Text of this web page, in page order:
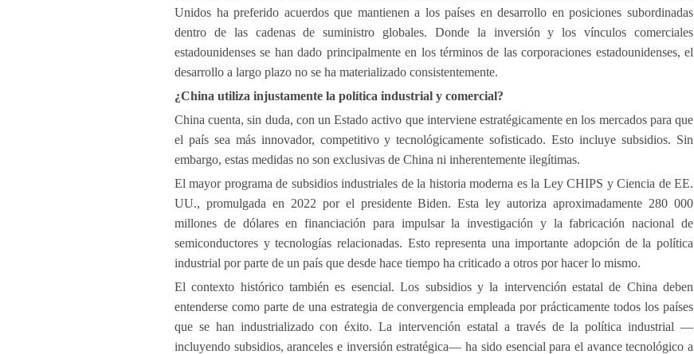
Unidos ha preferido acuerdos que mantienen a los países en desarrollo en posiciones subordinadas
dentro de las cadenas de suministro globales. Donde la inversión y los vínculos comerciales
estadounidenses se han dado principalmente en los términos de las corporaciones estadounidenses, el
desarrollo a largo plazo no se ha materializado consistentemente.
¿China utiliza injustamente la política industrial y comercial?
China cuenta, sin duda, con un Estado activo que interviene estratégicamente en los mercados para que
el país sea más innovador, competitivo y tecnológicamente sofisticado. Esto incluye subsidios. Sin
embargo, estas medidas no son exclusivas de China ni inherentemente ilegítimas.
El mayor programa de subsidios industriales de la historia moderna es la Ley CHIPS y Ciencia de EE.
UU., promulgada en 2022 por el presidente Biden. Esta ley autoriza aproximadamente 280 000
millones de dólares en financiación para impulsar la investigación y la fabricación nacional de
semiconductores y tecnologías relacionadas. Esto representa una importante adopción de la política
industrial por parte de un país que desde hace tiempo ha criticado a otros por hacer lo mismo.
El contexto histórico también es esencial. Los subsidios y la intervención estatal de China deben
entenderse como parte de una estrategia de convergencia empleada por prácticamente todos los países
que se han industrializado con éxito. La intervención estatal a través de la política industrial —
incluyendo subsidios, aranceles e inversión estratégica— ha sido esencial para el avance tecnológico a